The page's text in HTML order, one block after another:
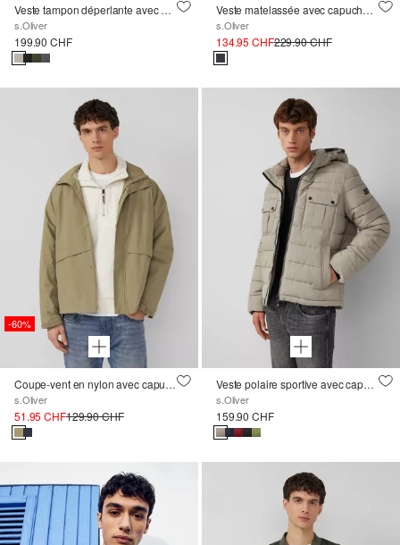
Veste tampon déperlante avec capuche amovible et détails sportifs
s.Oliver
199.90 CHF
Veste matelassée avec capuche et fermeture éclair
s.Oliver
134.95 CHF229.90 CHF
-60%
Coupe-vent en nylon avec capuche cachée
s.Oliver
51.95 CHF129.90 CHF
Veste polaire sportive avec capuche amovible
s.Oliver
159.90 CHF